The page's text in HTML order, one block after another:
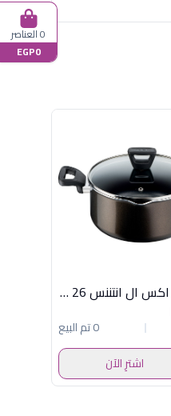
حلة تيفال اكس ال انتننس 26 غطاء زجاجى
0 تم البيع
اشترِ الآن
0 العناصر
EGP0